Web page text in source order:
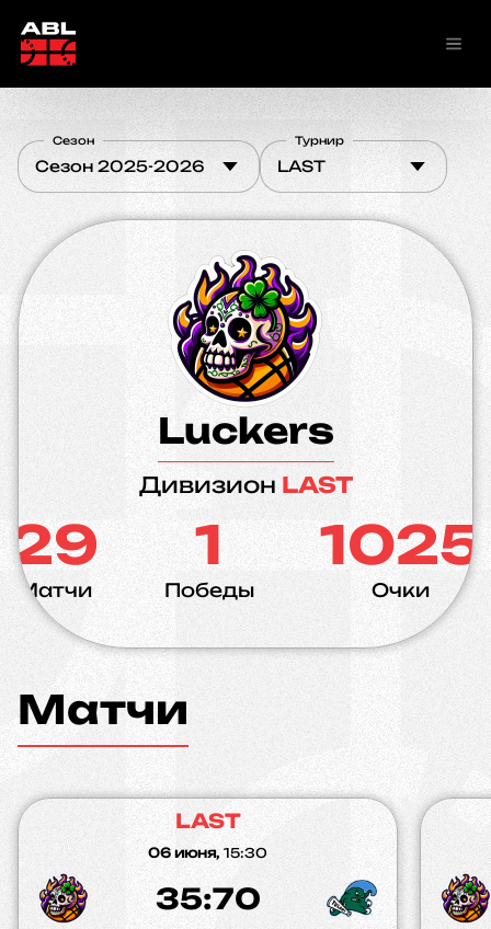
Сезон 2025-2026
Сезон
LAST
Турнир
Luckers
Дивизион LAST
29
Матчи
1
Победы
1025
Очки
Матчи
LAST
06 июня, 15:30
35:70